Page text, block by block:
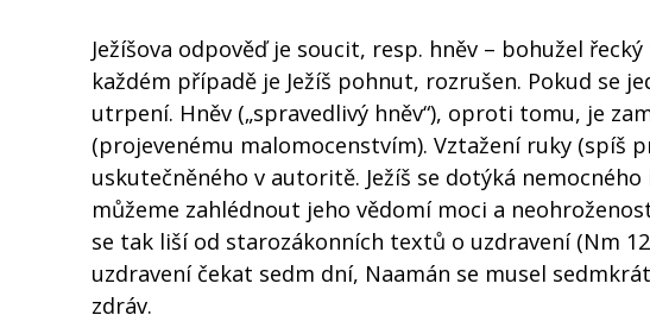
Ježíšova odpověď je soucit, resp. hněv – bohužel
každém případě je Ježíš pohnut, rozrušen. Pokud se
utrpení. Hněv („spravedlivý hněv“), oproti tomu, je
(projevenému malomocenstvím). Vztažení ruky (spíš
uskutečněného v autoritě. Ježíš se dotýká
můžeme zahlédnout jeho vědomí moci a
se tak liší od starozákonních textů o uzdravení (Nm
uzdravení čekat sedm dní, Naamán se musel
zdráv.